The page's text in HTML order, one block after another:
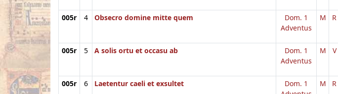
005r 4 Obsecro domine mitte quem
Dom. 1
Adventus
M R
005r 5 A solis ortu et occasu ab
Dom. 1
Adventus
M V
005r 6 Laetentur caeli et exsultet
Dom. 1
M R